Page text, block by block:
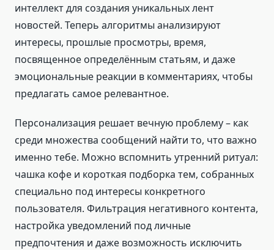
интеллект для создания уникальных лент
новостей. Теперь алгоритмы анализируют
интересы, прошлые просмотры, время,
посвященное определённым статьям, и даже
эмоциональные реакции в комментариях, чтобы
предлагать самое релевантное.
Персонализация решает вечную проблему – как
среди множества сообщений найти то, что важно
именно тебе. Можно вспомнить утренний ритуал:
чашка кофе и короткая подборка тем, собранных
специально под интересы конкретного
пользователя. Фильтрация негативного контента,
настройка уведомлений под личные
предпочтения и даже возможность исключить